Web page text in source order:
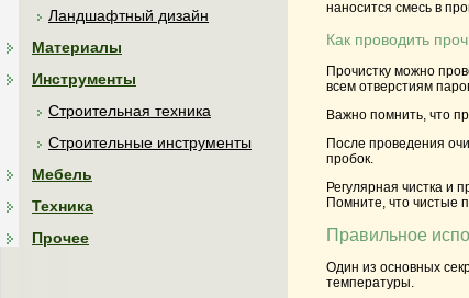
Ландшафтный дизайн
Материалы
Инструменты
Строительная техника
Строительные инструменты
Мебель
Техника
Прочее
наносится смесь в
Как проводить
Прочистку можно
всем отверстиям
Важно помнить, что
После проведения
пробок.
Регулярная чистка и
Помните, что чистые
Правильное
Один из основных
температуры.